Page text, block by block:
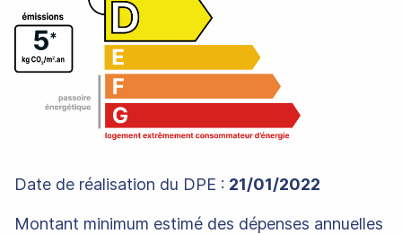
5*
Date de réalisation du DPE : 21/01/2022
Montant minimum estimé des dépenses annuelles